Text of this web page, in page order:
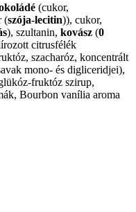
(cukor,
(szója-lecitin)), cukor,
), szultanin, kovász (0
citrusfélék
szacharóz, koncentrált
mono- és digliceridjei),
fruktóz szirup,
Bourbon vanília aroma